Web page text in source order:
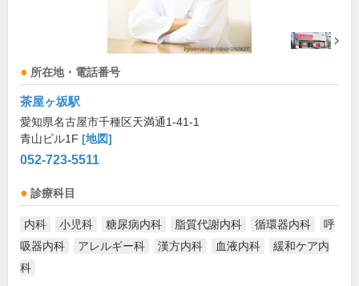
所在地・電話番号
茶屋ヶ坂駅
愛知県名古屋市千種区天満通1-41-1
青山ビル1F [地図]
052-723-5511
診療科目
内科 小児科 糖尿病内科 脂質代謝内科 循環器内科
呼
吸器内科
アレルギー科 漢方内科 血液内科
緩和ケア内
科